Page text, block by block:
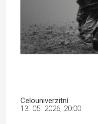
Celouniverzitní
13. 05. 2026, 20:00